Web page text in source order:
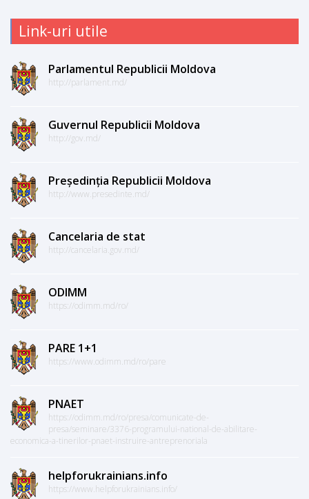
Link-uri utile
Parlamentul Republicii Moldova
http://parlament.md/
Guvernul Republicii Moldova
http://gov.md/
Președinția Republicii Moldova
http://www.presedinte.md/
Cancelaria de stat
http://cancelaria.gov.md/
ODIMM
https://odimm.md/ro/
PARE 1+1
https://www.odimm.md/ro/pare
PNAET
https://odimm.md/ro/presa/comunicate-de-
presa/seminare/3376-programului-national-de-abilitare-
economica-a-tinerilor-pnaet-instruire-antreprenoriala
helpforukrainians.info
https://www.helpforukrainians.info/